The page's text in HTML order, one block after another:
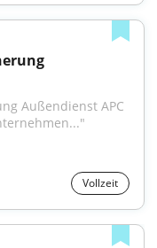
Außendienst APC
Vollzeit